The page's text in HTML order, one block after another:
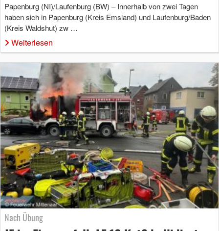
Papenburg (NI)/Laufenburg (BW) – Innerhalb von zwei Tagen
haben sich in Papenburg (Kreis Emsland) und Laufenburg/Baden
(Kreis Waldshut) zw …
Weiterlesen
Nach Übung